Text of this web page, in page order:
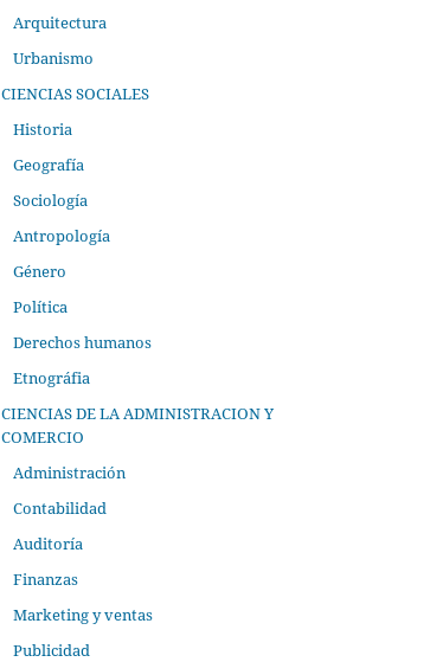
Arquitectura
Urbanismo
CIENCIAS SOCIALES
Historia
Geografía
Sociología
Antropología
Género
Política
Derechos humanos
Etnográfia
CIENCIAS DE LA ADMINISTRACION Y
COMERCIO
Administración
Contabilidad
Auditoría
Finanzas
Marketing y ventas
Publicidad